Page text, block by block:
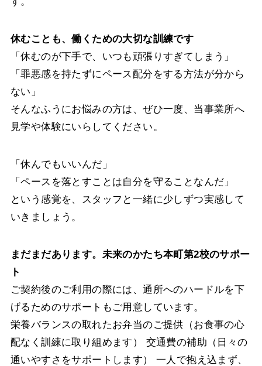
休むことも、働くための大切な訓練です
「休むのが下手で、いつも頑張りすぎてしまう」
「罪悪感を持たずにペース配分をする方法が分から
ない」
そんなふうにお悩みの方は、ぜひ一度、当事業所へ
見学や体験にいらしてください。
「休んでもいいんだ」
「ペースを落とすことは自分を守ることなんだ」
という感覚を、スタッフと一緒に少しずつ実感して
いきましょう。
まだまだあります。未来のかたち本町第2校のサポー
ト
ご契約後のご利用の際には、通所へのハードルを下
げるためのサポートもご用意しています。
栄養バランスの取れたお弁当のご提供（お食事の心
配なく訓練に取り組めます） 交通費の補助（日々の
通いやすさをサポートします） 一人で抱え込まず、